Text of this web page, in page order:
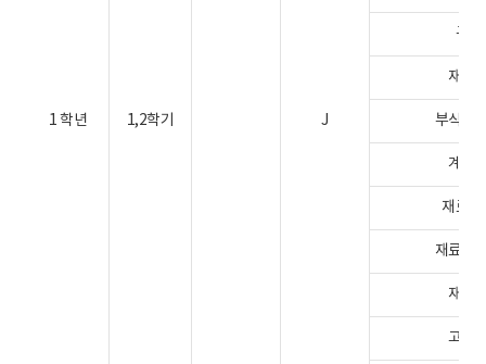
1 학년 1,2학기 J
구
재료
부식방
계면
재료
재료열
재료
고체